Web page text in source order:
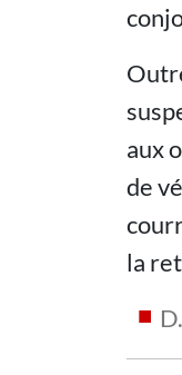
aux
de
la